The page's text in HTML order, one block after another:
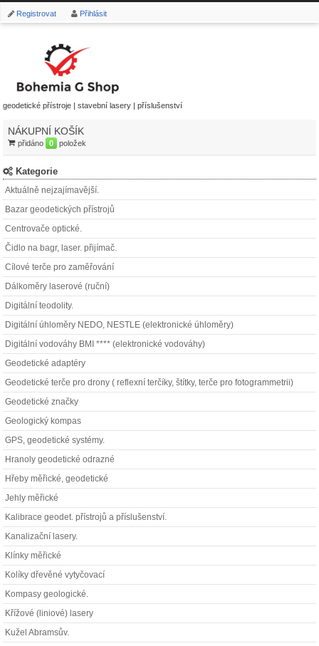
Registrovat Přihlásit
geodetické přístroje | stavební lasery | příslušenství
NÁKUPNÍ KOŠÍK
přidáno 0 položek
Kategorie
Aktuálně nejzajímavější.
Bazar geodetických přístrojů
Centrovače optické.
Čidlo na bagr, laser. přijímač.
Cílové terče pro zaměřování
Dálkoměry laserové (ruční)
Digitální teodolity.
Digitální úhloměry NEDO, NESTLE (elektronické úhloměry)
Digitální vodováhy BMI **** (elektronické vodováhy)
Geodetické adaptéry
Geodetické terče pro drony ( reflexní terčíky, štítky, terče pro fotogrammetrii)
Geodetické značky
Geologický kompas
GPS, geodetické systémy.
Hranoly geodetické odrazné
Hřeby měřické, geodetické
Jehly měřické
Kalibrace geodet. přístrojů a příslušenství.
Kanalizační lasery.
Klínky měřické
Kolíky dřevěné vytyčovací
Kompasy geologické.
Křížové (liniové) lasery
Kužel Abramsův.